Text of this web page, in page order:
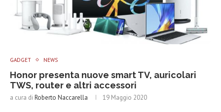
GADGET NEWS
Honor presenta nuove smart TV, auricolari
TWS, router e altri accessori
a cura di Roberto Naccarella 19 Maggio 2020